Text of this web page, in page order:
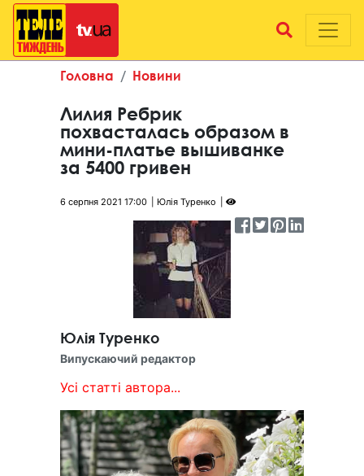
Головна Новини
Лилия Ребрик
похвасталась образом в
мини-платье вышиванке
за 5400 гривен
6 серпня 2021 17:00 Юлія Туренко
Юлія Туренко
Випускаючий редактор
Усі статті автора...